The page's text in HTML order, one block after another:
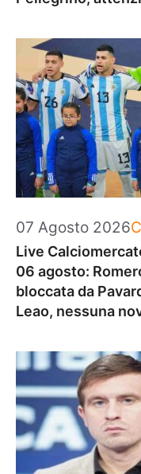
07 Agosto 2026
Live
06 agosto:
bloccata da
Leao, nessuna